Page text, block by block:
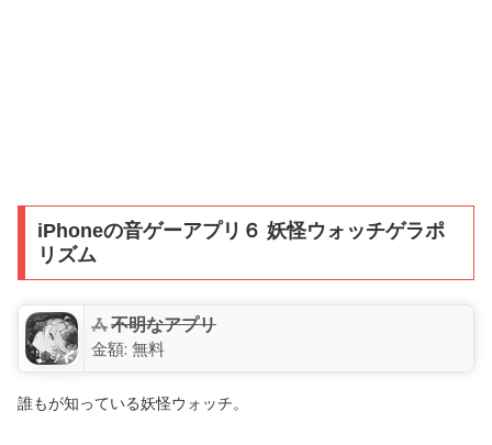
iPhoneの音ゲーアプリ６ 妖怪ウォッチゲラポ
リズム
不明なアプリ
金額: 無料
誰もが知っている妖怪ウォッチ。